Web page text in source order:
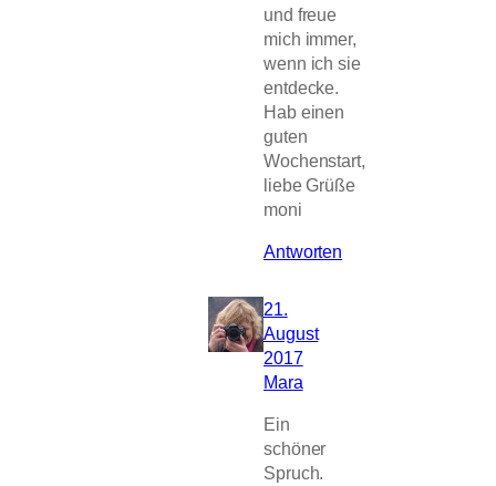
und freue
mich immer,
wenn ich sie
entdecke.
Hab einen
guten
Wochenstart,
liebe Grüße
moni
Antworten
21.
August
2017
Mara
Ein
schöner
Spruch.